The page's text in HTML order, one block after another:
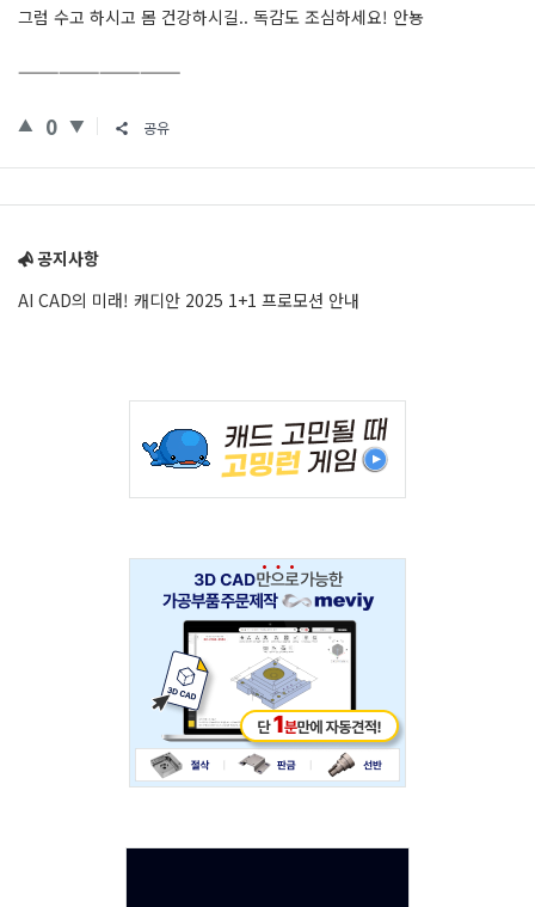
그럼 수고 하시고 몸 건강하시길.. 독감도 조심하세요! 안뇽
————————————
0 공유
공지사항
AI CAD의 미래! 캐디안 2025 1+1 프로모션 안내